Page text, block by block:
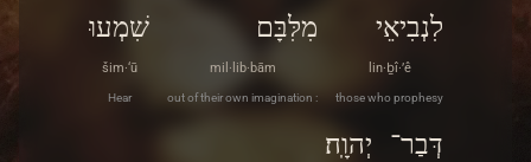
לִנְבִיאֵי
lin·ḇî·’ê
those who prophesy
מִלִּבָּם
mil·lib·bām
out of their own imagination :
שִׁמְעוּ
šim·‘ū
Hear
דְּבַר־ יְהוָֽה׃